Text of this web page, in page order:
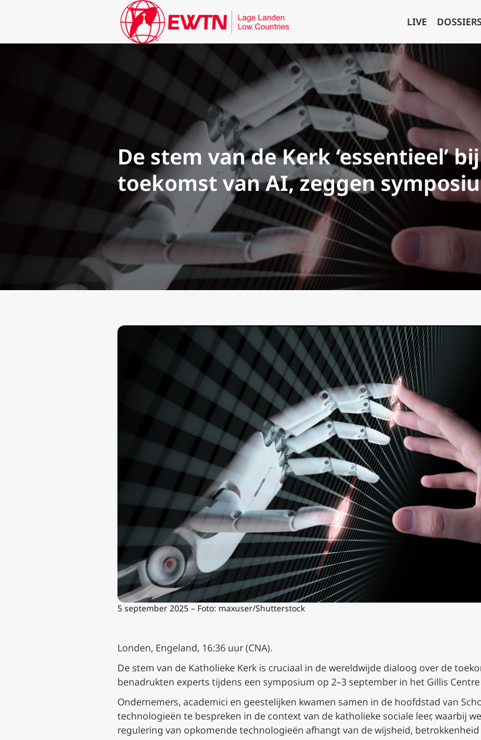
LIVE DOSSIERS
De stem van de Kerk ‘essentieel’
toekomst van AI, zeggen
5 september 2025 – Foto: maxuser/Shutterstock
Londen, Engeland, 16:36 uur (CNA).
De stem van de Katholieke Kerk is cruciaal in de wereldwijde dialoog over de
benadrukten experts tijdens een symposium op 2–3 september in het Gillis
Ondernemers, academici en geestelijken kwamen samen in de hoofdstad van
technologieën te bespreken in de context van de katholieke sociale leer, waarbij
regulering van opkomende technologieën afhangt van de wijsheid, betrokkenheid